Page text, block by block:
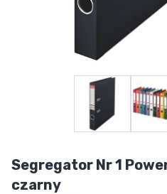
Segregator Nr 1
czarny